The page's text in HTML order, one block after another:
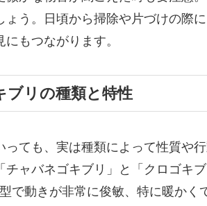
ょう。日頃から掃除や片づけの際
もつながります。
ブリの種類と特性
っても、実は種類によって性質や
チャバネゴキブリ」と「クロゴキ
で動きが非常に俊敏、特に暖か